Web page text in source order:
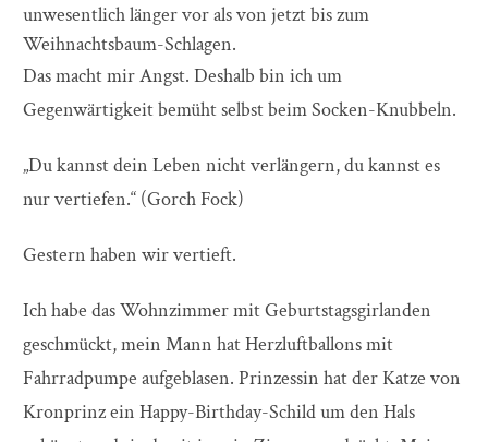
unwesentlich länger vor als von jetzt bis zum
Weihnachtsbaum-Schlagen.
Das macht mir Angst. Deshalb bin ich um
Gegenwärtigkeit bemüht selbst beim Socken-Knubbeln.
„Du kannst dein Leben nicht verlängern, du kannst es
nur vertiefen.“ (Gorch Fock)
Gestern haben wir vertieft.
Ich habe das Wohnzimmer mit Geburtstagsgirlanden
geschmückt, mein Mann hat Herzluftballons mit
Fahrradpumpe aufgeblasen. Prinzessin hat der Katze von
Kronprinz ein Happy-Birthday-Schild um den Hals